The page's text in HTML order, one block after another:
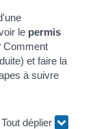
le permis
Comment
et faire la
à suivre
Tout déplier